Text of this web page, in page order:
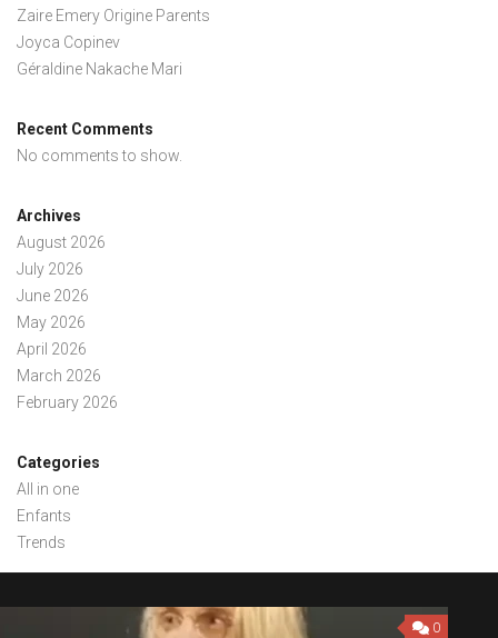
Zaire Emery Origine Parents
Joyca Copinev
Géraldine Nakache Mari
Recent Comments
No comments to show.
Archives
August 2026
July 2026
June 2026
May 2026
April 2026
March 2026
February 2026
Categories
All in one
Enfants
Trends
0